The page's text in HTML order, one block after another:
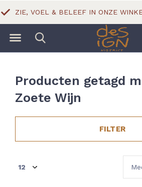
ZIE, VOEL & BELEEF IN ONZE WINKEL IN
Producten getagd
Zoete Wijn
FILTER